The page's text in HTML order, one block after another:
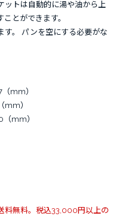
ットは自動的に湯や油から上
とができます。
す。 パンを空にする必要がな
mm）
mm）
mm）
料無料。税込33,000円以上の